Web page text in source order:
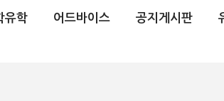
유학 어드바이스 공지게시판